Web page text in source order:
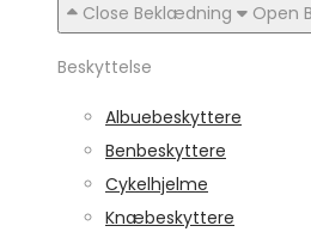
Close Beklædning
Open
Beskyttelse
Albuebeskyttere
Benbeskyttere
Cykelhjelme
Knæbeskyttere